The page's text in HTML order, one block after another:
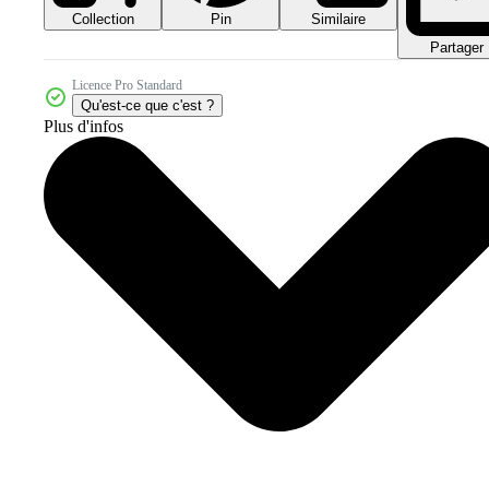
Collection Pin
Similaire
Partager
Licence Pro Standard
Qu'est-ce que c'est ?
Plus d'infos